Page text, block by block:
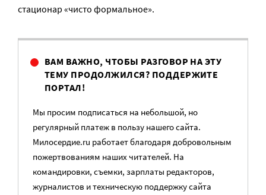
стационар «чисто формальное».
ВАМ ВАЖНО, ЧТОБЫ РАЗГОВОР НА ЭТУ
ТЕМУ ПРОДОЛЖИЛСЯ? ПОДДЕРЖИТЕ
ПОРТАЛ!
Мы просим подписаться на небольшой, но
регулярный платеж в пользу нашего сайта.
Милосердие.ru работает благодаря добровольным
пожертвованиям наших читателей. На
командировки, съемки, зарплаты редакторов,
журналистов и техническую поддержку сайта